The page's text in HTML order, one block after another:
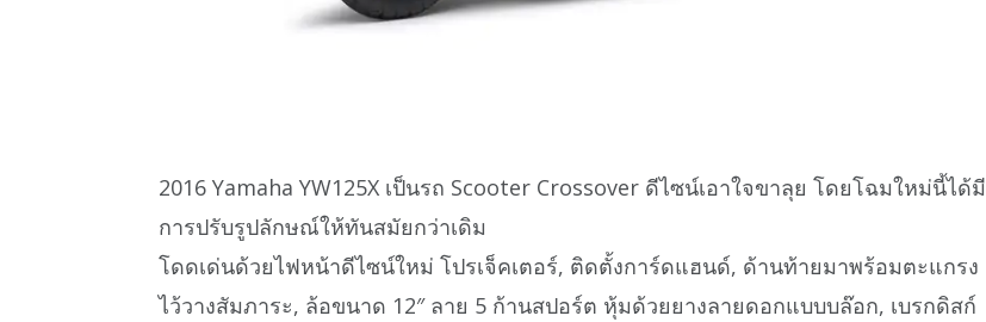
2016 Yamaha YW125X เป็นรถ Scooter Crossover ดีไซน์เอาใจขาลุย โดยโฉมใหม่นี้ได้มี
การปรับรูปลักษณ์ให้ทันสมัยกว่าเดิม
โดดเด่นด้วยไฟหน้าดีไซน์ใหม่ โปรเจ็คเตอร์, ติดตั้งการ์ดแฮนด์, ด้านท้ายมาพร้อมตะแกรง
ไว้วางสัมภาระ, ล้อขนาด 12″ ลาย 5 ก้านสปอร์ต หุ้มด้วยยางลายดอกแบบบล๊อก, เบรกดิสก์